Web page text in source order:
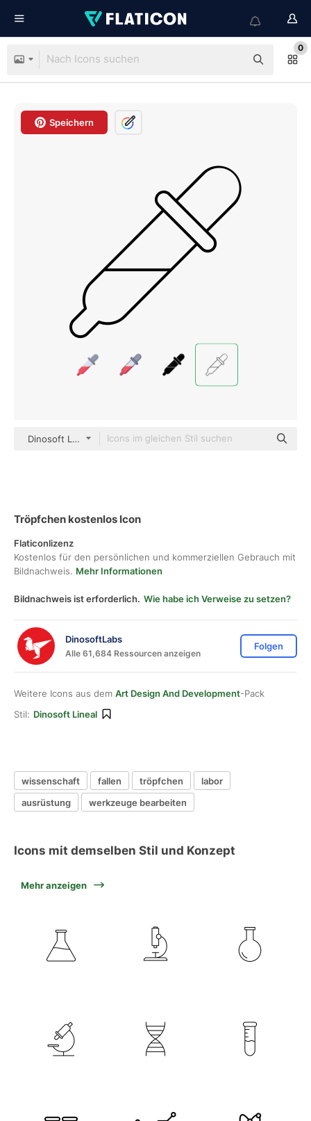
0
Speichern
Dinosoft Lineal
Tröpfchen kostenlos Icon
Flaticonlizenz
Kostenlos für den persönlichen und kommerziellen Gebrauch mit
Bildnachweis. Mehr Informationen
Bildnachweis ist erforderlich. Wie habe ich Verweise zu setzen?
DinosoftLabs
Alle 61,684 Ressourcen anzeigen
Folgen
Weitere Icons aus dem Art Design And Development-Pack
Stil: Dinosoft Lineal
wissenschaft fallen tröpfchen
labor
ausrüstung
werkzeuge bearbeiten
Icons mit demselben Stil und Konzept
Mehr anzeigen